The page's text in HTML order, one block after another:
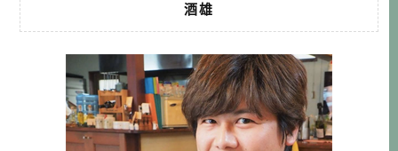
酒雄